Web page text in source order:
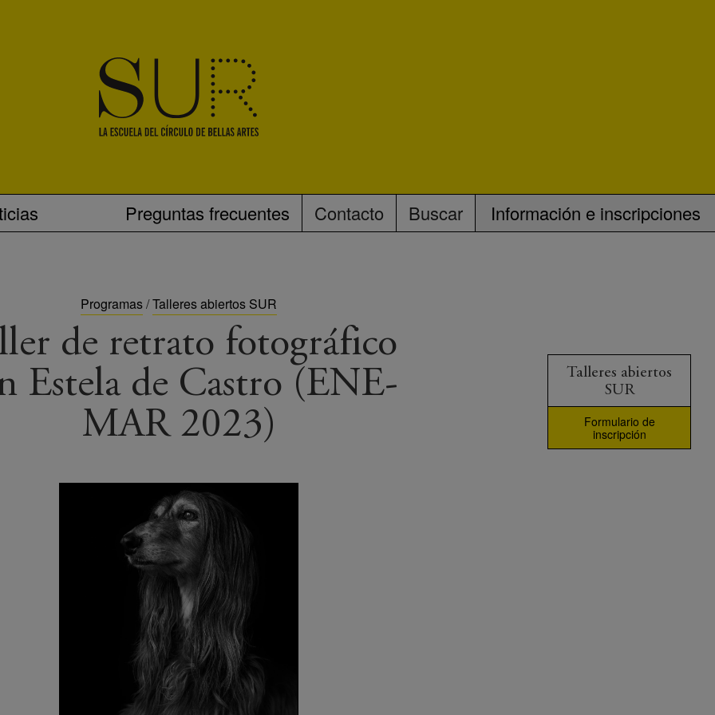
Preguntas frecuentes Contacto Buscar Información e inscripciones
Programas/Talleres abiertos SUR
de retrato fotográfico
Estela de Castro (ENE-
MAR 2023)
Talleres abiertos
SUR
Formulario de
inscripción